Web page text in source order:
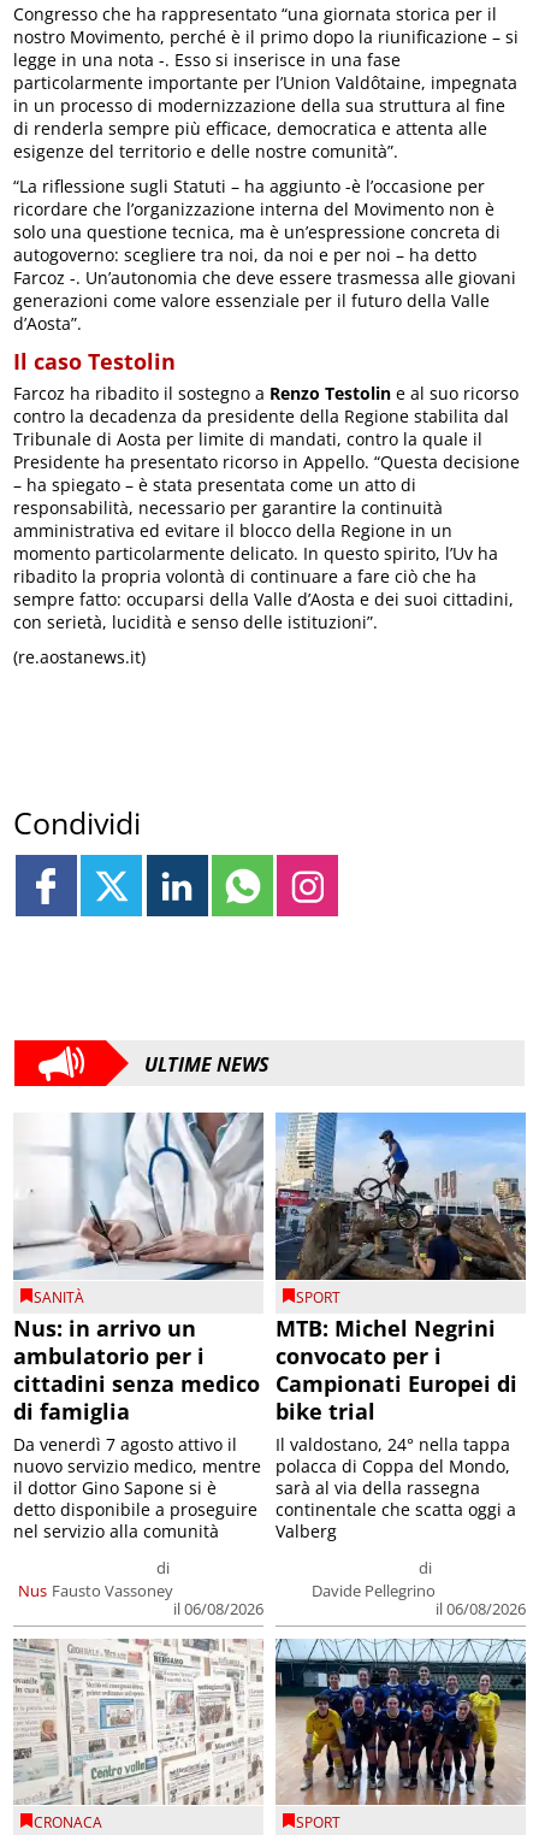
Congresso che ha rappresentato “una giornata storica per il
nostro Movimento, perché è il primo dopo la riunificazione – si
legge in una nota -. Esso si inserisce in una fase
particolarmente importante per l’Union Valdôtaine, impegnata
in un processo di modernizzazione della sua struttura al fine
di renderla sempre più efficace, democratica e attenta alle
esigenze del territorio e delle nostre comunità”.
“La riflessione sugli Statuti – ha aggiunto -è l’occasione per
ricordare che l’organizzazione interna del Movimento non è
solo una questione tecnica, ma è un’espressione concreta di
autogoverno: scegliere tra noi, da noi e per noi – ha detto
Farcoz -. Un’autonomia che deve essere trasmessa alle giovani
generazioni come valore essenziale per il futuro della Valle
d’Aosta”.
Il caso Testolin
Farcoz ha ribadito il sostegno a Renzo Testolin e al suo ricorso
contro la decadenza da presidente della Regione stabilita dal
Tribunale di Aosta per limite di mandati, contro la quale il
Presidente ha presentato ricorso in Appello. “Questa decisione
– ha spiegato – è stata presentata come un atto di
responsabilità, necessario per garantire la continuità
amministrativa ed evitare il blocco della Regione in un
momento particolarmente delicato. In questo spirito, l’Uv ha
ribadito la propria volontà di continuare a fare ciò che ha
sempre fatto: occuparsi della Valle d’Aosta e dei suoi cittadini,
con serietà, lucidità e senso delle istituzioni”.
(re.aostanews.it)
Condividi
ULTIME NEWS
SANITÀ
Nus: in arrivo un
ambulatorio per i
cittadini senza medico
di famiglia
Nus
di
Fausto Vassoney
il 06/08/2026
Da venerdì 7 agosto attivo il
nuovo servizio medico, mentre
il dottor Gino Sapone si è
detto disponibile a proseguire
nel servizio alla comunità
SPORT
MTB: Michel Negrini
convocato per i
Campionati Europei di
bike trial
di
Davide Pellegrino
il 06/08/2026
Il valdostano, 24° nella tappa
polacca di Coppa del Mondo,
sarà al via della rassegna
continentale che scatta oggi a
Valberg
CRONACA SPORT